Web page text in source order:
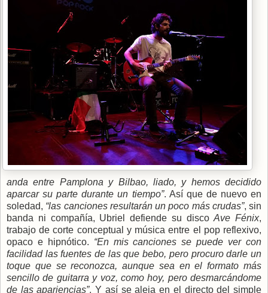
anda entre Pamplona y Bilbao, liado, y hemos decidido
aparcar su parte durante un tiempo”. Así que de nuevo en
soledad, “las canciones resultarán un poco más crudas”, sin
banda ni compañía, Ubriel defiende su discoAve Fénix,
trabajo de corte conceptual y música entre el pop reflexivo,
opaco e hipnótico. “En mis canciones se puede ver con
facilidad las fuentes de las que bebo, pero procuro darle un
toque que se reconozca, aunque sea en el formato más
sencillo de guitarra y voz, como hoy, pero desmarcándome
de las apariencias”. Y así se aleja en el directo del simple